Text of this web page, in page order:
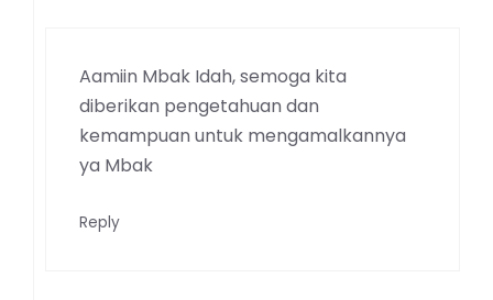
Aamiin Mbak Idah, semoga kita
diberikan pengetahuan dan
kemampuan untuk mengamalkannya
ya Mbak
Reply